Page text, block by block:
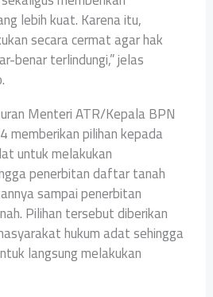
lebih kuat. Karena itu,
secara cermat agar hak
benar terlindungi,” jelas
Menteri ATR/Kepala BPN
memberikan pilihan kepada
untuk melakukan
penerbitan daftar tanah
sampai penerbitan
Pilihan tersebut diberikan
hukum adat sehingga
langsung melakukan